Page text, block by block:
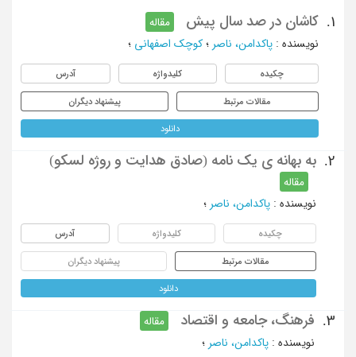
1. کاشان در صد سال پیش
مقاله
نویسنده : پاکدامن، ناصر ؛ کوچک اصفهانی ؛
چکیده کلیدواژه آدرس
مقالات مرتبط پیشنهاد دیگران
دانلود
2. به بهانه ی یک نامه (صادق هدایت و روژه لسکو)
مقاله
نویسنده : پاکدامن، ناصر ؛
چکیده کلیدواژه آدرس
مقالات مرتبط پیشنهاد دیگران
دانلود
3. فرهنگ، جامعه و اقتصاد
مقاله
نویسنده : پاکدامن، ناصر ؛